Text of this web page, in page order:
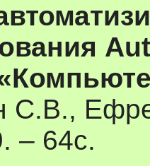
С.В.,
– 64с.